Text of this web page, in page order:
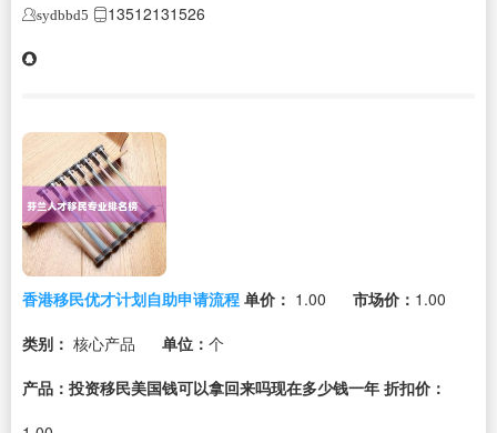
sydbbd5 13512131526
香港移民优才计划自助申请流程 单价： 1.00 市场价： 1.00
类别： 核心产品 单位： 个
产品：投资移民美国钱可以拿回来吗现在多少钱一年 折扣价：